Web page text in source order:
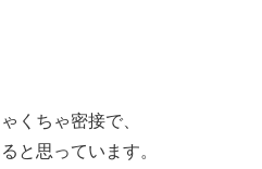
くちゃ密接で、
と思っています。